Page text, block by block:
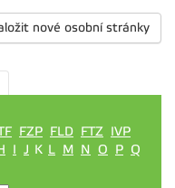
nové osobní stránky
FZP FLD FTZ IVP
I J K L M N O P Q